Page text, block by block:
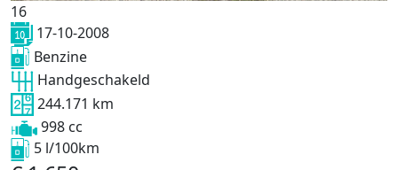
16
17-10-2008
Benzine
Handgeschakeld
244.171 km
998 cc
5 l/100km